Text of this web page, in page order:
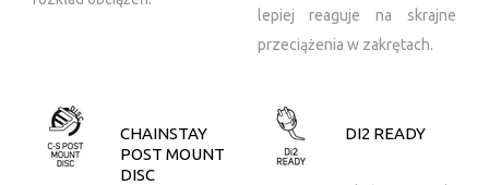
lepiej reaguje na skrajne
przeciążenia w zakrętach.
CHAINSTAY
POST MOUNT
DISC
DI2 READY